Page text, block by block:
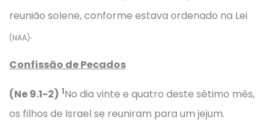
reunião solene, conforme estava ordenado na Lei
(NAA).
Confissão de Pecados
(Ne 9.1-2) 1No dia vinte e quatro deste sétimo mês,
os filhos de Israel se reuniram para um jejum.